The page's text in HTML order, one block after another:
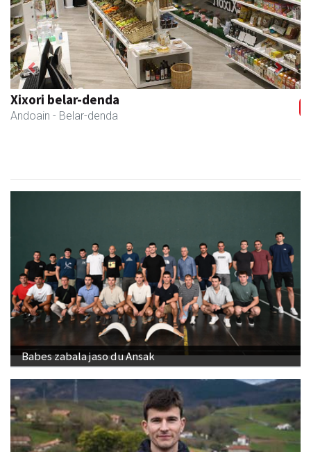
Urrats inprimategia
Andoain - Inprimategiak
Previous Next
Babes zabala jaso du Ansak